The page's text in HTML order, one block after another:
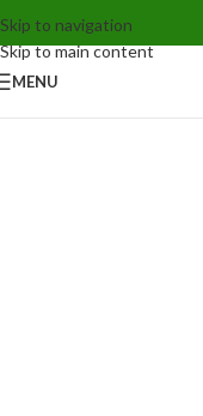
Skip to navigation
Skip to main content
MENU